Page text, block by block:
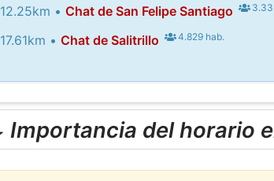
12.25km • Chat de San Felipe Santiago
17.61km • Chat de Salitrillo 4.829 hab.
Importancia del horario